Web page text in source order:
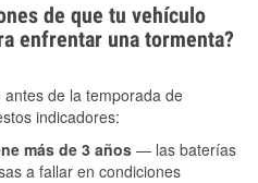
de que tu vehículo
enfrentar una tormenta?
de la temporada de
indicadores:
más de 3 años — las baterías
a fallar en condiciones